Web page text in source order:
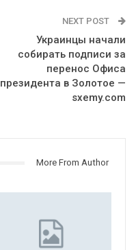
NEXT POST
Украинцы начали
собирать подписи за
перенос Офиса
президента в Золотое —
sxemy.com
More From Author